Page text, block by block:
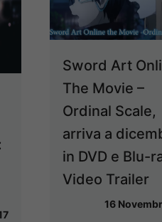
Sword Art
The Movie –
Ordinal Scale,
arriva a
in DVD e Blu-
Video Trailer
16